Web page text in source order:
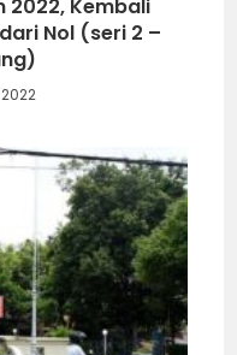
2022, Kembali
Nol (seri 2 –